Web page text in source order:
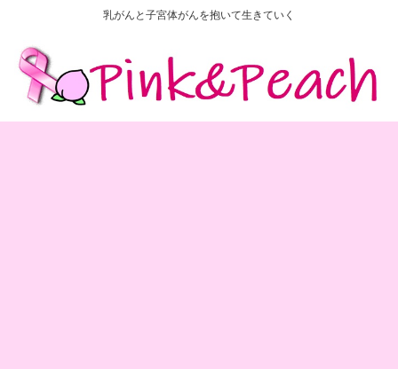
乳がんと子宮体がんを抱いて生きていく